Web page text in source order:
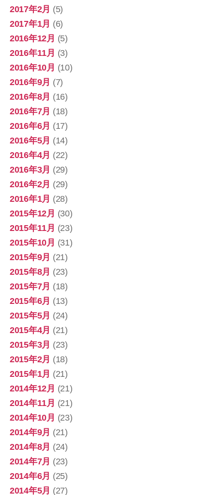
2017年2月 (5)
2017年1月 (6)
2016年12月 (5)
2016年11月 (3)
2016年10月 (10)
2016年9月 (7)
2016年8月 (16)
2016年7月 (18)
2016年6月 (17)
2016年5月 (14)
2016年4月 (22)
2016年3月 (29)
2016年2月 (29)
2016年1月 (28)
2015年12月 (30)
2015年11月 (23)
2015年10月 (31)
2015年9月 (21)
2015年8月 (23)
2015年7月 (18)
2015年6月 (13)
2015年5月 (24)
2015年4月 (21)
2015年3月 (23)
2015年2月 (18)
2015年1月 (21)
2014年12月 (21)
2014年11月 (21)
2014年10月 (23)
2014年9月 (21)
2014年8月 (24)
2014年7月 (23)
2014年6月 (25)
2014年5月 (27)